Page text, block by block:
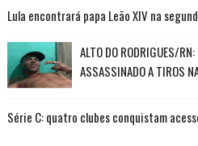
Lula encontrará papa Leão XIV na
ALTO DO RODRIGUES/
ASSASSINADO A TIROS
Série C: quatro clubes conquistam